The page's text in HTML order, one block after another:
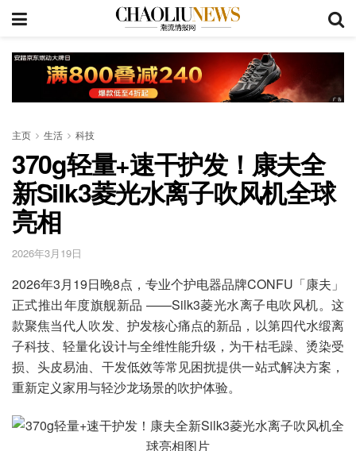
主页 生活 科技
370g轻量+速干护发！康夫全
新Silk3菱光水离子吹风机全球
亮相
2026年3月19日
2026年3月19日晚8点，专业个护电器品牌CONFU「康夫」
正式推出年度旗舰新品 ——Silk3菱光水离子电吹风机。这
款聚焦当代人吹发、护发核心痛点的新品，以第四代水缎离
子科技、轻量化设计与全维性能升级，为干枯毛躁、烫染受
损、头皮易油、干发低效等常见困扰提供一站式解决方案，
重新定义家用与轻沙龙场景的吹护体验。